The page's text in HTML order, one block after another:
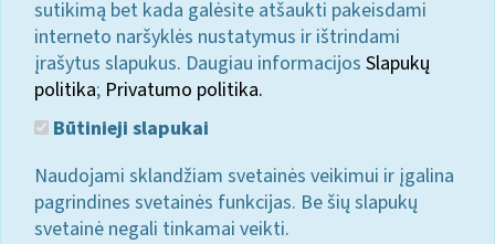
sutikimą bet kada galėsite atšaukti pakeisdami
interneto naršyklės nustatymus ir ištrindami
įrašytus slapukus. Daugiau informacijos Slapukų
politika; Privatumo politika.
Būtinieji slapukai
Naudojami sklandžiam svetainės veikimui ir įgalina
pagrindines svetainės funkcijas. Be šių slapukų
svetainė negali tinkamai veikti.